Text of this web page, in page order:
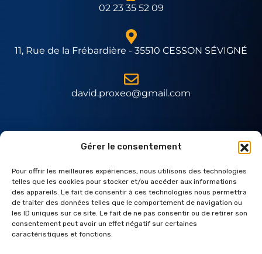
Gérer le consentement
Pour offrir les meilleures expériences, nous utilisons des technologies
telles que les cookies pour stocker et/ou accéder aux informations
des appareils. Le fait de consentir à ces technologies nous permettra
de traiter des données telles que le comportement de navigation ou
les ID uniques sur ce site. Le fait de ne pas consentir ou de retirer son
consentement peut avoir un effet négatif sur certaines
caractéristiques et fonctions.
02 23 35 52 09
11, Rue de la Frébardière - 35510 CESSON SÉVIGNÉ
david.proxeo@gmail.com
Expert Daitem